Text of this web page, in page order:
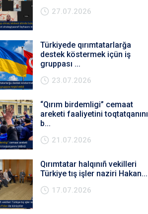
27.07.2026
Türkiyede qırımtatarlarğa
destek köstermek içün iş
gruppası ...
23.07.2026
“Qırım birdemligi” cemaat
areketi faaliyetini toqtatqanını
b...
21.07.2026
Qırımtatar halqınıñ vekilleri
Türkiye tış işler naziri Hakan...
17.07.2026